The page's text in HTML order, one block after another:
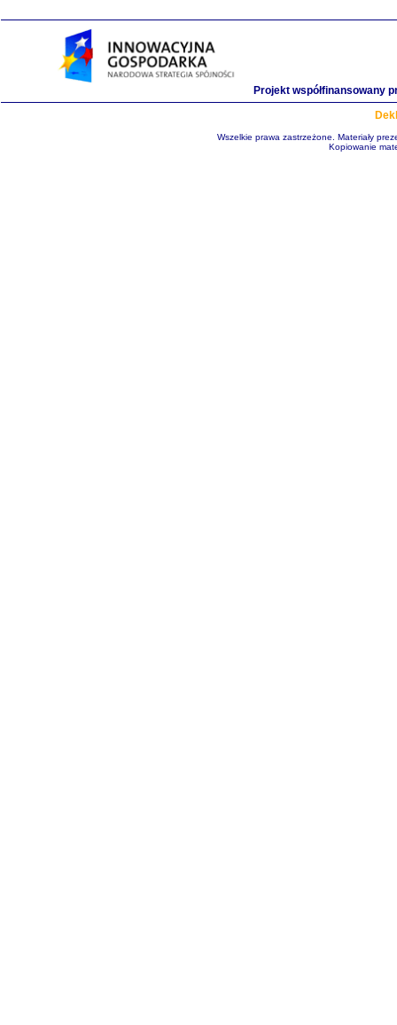
Projekt współfinansowany
Wszelkie prawa zastrzeżone. Materiały
Kopiowanie